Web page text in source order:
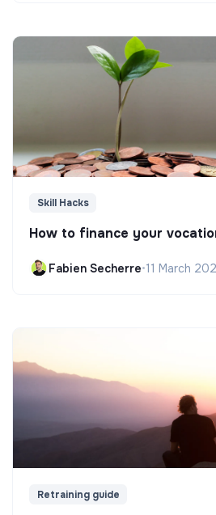
Skill Hacks
How to finance your
Fabien Secherre•11 March
Retraining guide